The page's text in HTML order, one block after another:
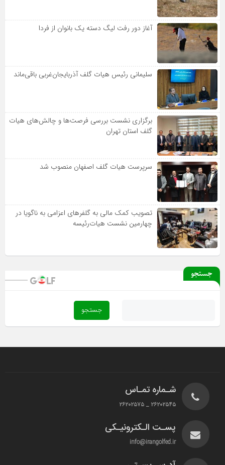
آغاز دور رفت لیگ دسته یک بانوان از فردا
سلیمانی رئیس هیات گلف آذربایجان‌غربی باقی‌ماند
برگزاری نشست بررسی فرصت‌ها و چالش‌های هیات
گلف استان تهران
سرپرست هیات گلف اصفهان منصوب شد
تصویب کمک مالی به گلفرهای اعزامی به ناگویا در
چهارمین نشست هیات‌رئیسه
جستجو
شـماره تمـاس
۲۶۲۰۲۵۴۵ _ ۲۶۲۰۲۵۷۵
پسـت الـکترونیـکی
info@irangolfed.ir